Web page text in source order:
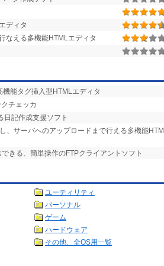
ディタ
なえる多機能HTMLエディタ
機能タグ挿入型HTMLエディタ
チェッカ
日記作成支援ソフト
、サーバへのアップロードまで行える多機能HTM
きる、簡単操作のFTPクライアントソフト
ユーティリティ
パーソナル
ゲーム
ハードウェア
その他、全OS用一覧